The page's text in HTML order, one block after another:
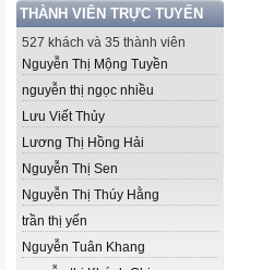
THÀNH VIÊN TRỰC TUYẾN
527 khách và 35 thành viên
Nguyễn Thị Mộng Tuyền
nguyễn thị ngọc nhiều
Lưu Viết Thủy
Lương Thị Hồng Hải
Nguyễn Thị Sen
Nguyễn Thị Thúy Hằng
trần thị yến
Nguyễn Tuân Khang